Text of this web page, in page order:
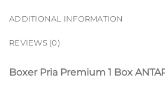
ADDITIONAL INFORMATION
REVIEWS (0)
Boxer Pria Premium 1 Box